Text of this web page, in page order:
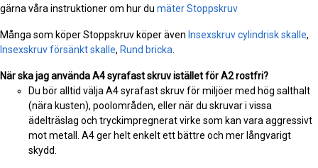
gärna våra instruktioner om hur du mäter Stoppskruv
Många som köper Stoppskruv köper även Insexskruv cylindrisk skalle,
Insexskruv försänkt skalle, Rund bricka
När ska jag använda A4 syrafast skruv istället för A2 rostfri?
Du bör alltid välja A4 syrafast skruv för miljöer med hög salthalt
(nära kusten), poolområden, eller när du skruvar i vissa
ädelträslag och tryckimpregnerat virke som kan vara aggressivt
mot metall. A4 ger helt enkelt ett bättre och mer långvarigt
skydd.